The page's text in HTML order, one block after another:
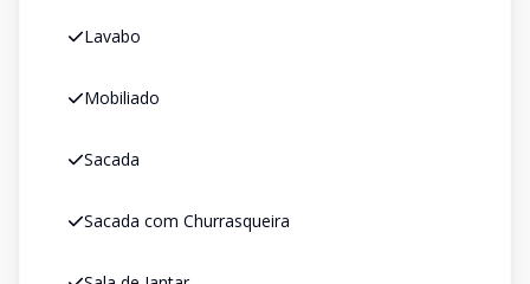
Lavabo
Mobiliado
Sacada
Sacada com Churrasqueira